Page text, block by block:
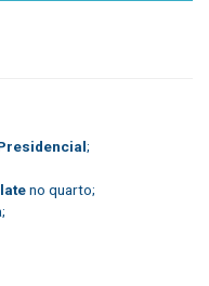
;
no quarto;